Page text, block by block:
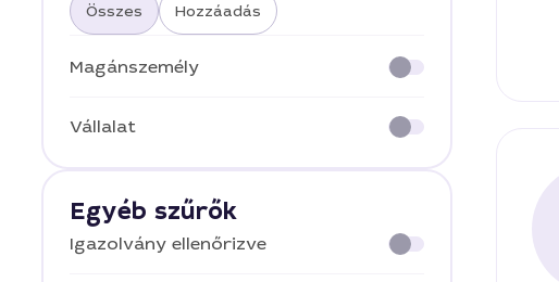
Összes Hozzáadás
Magánszemély
Vállalat
Egyéb szűrők
Igazolvány ellenőrizve